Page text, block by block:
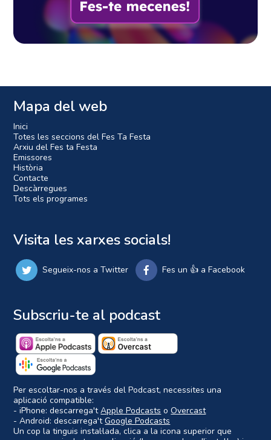
Mapa del web
Inici
Totes les seccions del Fes Ta Festa
Arxiu del Fes ta Festa
Emissores
Història
Contacte
Descàrregues
Tots els programes
Visita les xarxes socials!
Segueix-nos a Twitter Fes un 👍 a Facebook
Subscriu-te al podcast
Per escoltar-nos a través del Podcast, necessites una
aplicació compatible:
- iPhone: descarrega'tApple Podcasts oOvercast
- Android: descarrega'tGoogle Podcasts
Un cop la tinguis instal·lada, clica a la icona superior que